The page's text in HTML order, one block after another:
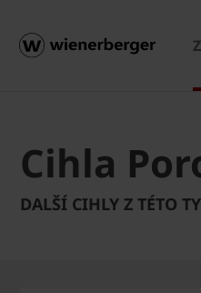
Cihla
DALŠÍ CIHLY Z TÉTO